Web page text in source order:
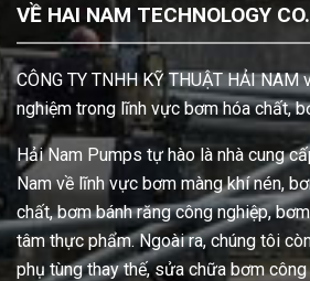
VỀ HAI NAM TECHNOLOGY
CÔNG TY TNHH KỸ THUẬT HẢI NAM
nghiệm trong lĩnh vực bơm hóa chất,
Hải Nam Pumps tự hào là nhà cung
Nam về lĩnh vực bơm màng khí nén,
chất, bơm bánh răng công nghiệp,
tâm thực phẩm. Ngoài ra, chúng tôi
phụ tùng thay thế, sửa chữa bơm công